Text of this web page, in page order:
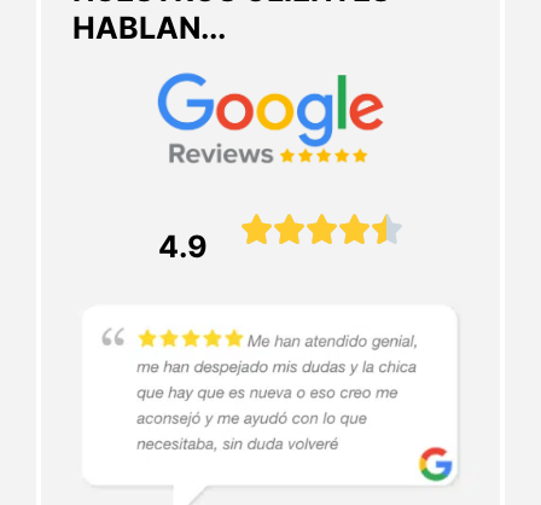
HABLAN...
4.9 